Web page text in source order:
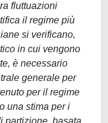
fluttuazioni
il regime più
si verificano,
in cui vengono
è necessario
generale per
per il regime
una stima per i
partizione, basata